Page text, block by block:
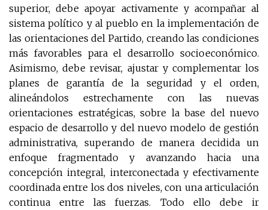
superior, debe apoyar activamente y acompañar al
sistema político y al pueblo en la implementación de
las orientaciones del Partido, creando las condiciones
más favorables para el desarrollo socioeconómico.
Asimismo, debe revisar, ajustar y complementar los
planes de garantía de la seguridad y el orden,
alineándolos estrechamente con las nuevas
orientaciones estratégicas, sobre la base del nuevo
espacio de desarrollo y del nuevo modelo de gestión
administrativa, superando de manera decidida un
enfoque fragmentado y avanzando hacia una
concepción integral, interconectada y efectivamente
coordinada entre los dos niveles, con una articulación
continua entre las fuerzas. Todo ello debe ir